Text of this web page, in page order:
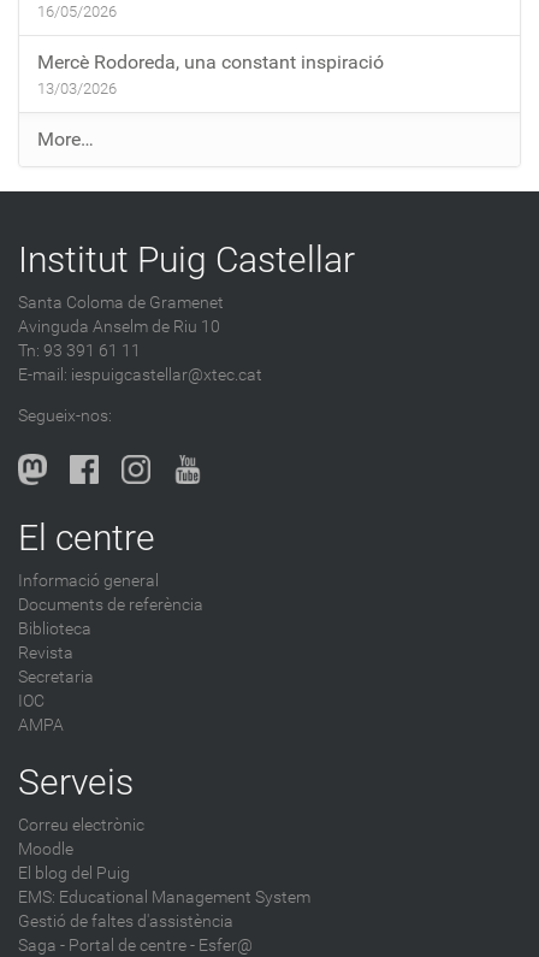
16/05/2026
Mercè Rodoreda, una constant inspiració
13/03/2026
E
n
t
a
e
s
a
b
l
o
-
More…
Institut Puig Castellar
Santa Coloma de Gramenet
Avinguda Anselm de Riu 10
Tn: 93 391 61 11
E-mail: iespuigcastellar@xtec.cat
Segueix-nos:
El centre
Informació general
Documents de referència
Biblioteca
Revista
Secretaria
IOC
AMPA
Serveis
Correu electrònic
Moodle
El blog del Puig
EMS: Educational Management System
Gestió de faltes d'assistència
Saga - Portal de centre - Esfer@